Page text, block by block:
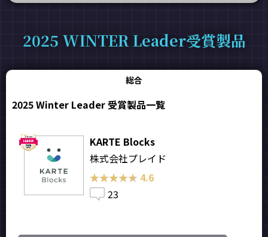
2025 WINTER Leader受賞製品
総合
2025 Winter Leader 受賞製品一覧
KARTE Blocks
株式会社プレイド
★★★★★
★★★★★ 4.6
23